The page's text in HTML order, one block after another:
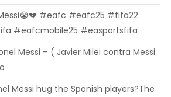
#eafc #eafc25 #fifa22
#eafcmobile25 #easportsfifa
Messi – ( Javier Milei contra Messi
Messi hug the Spanish players?The